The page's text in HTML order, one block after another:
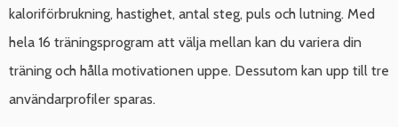
kaloriförbrukning, hastighet, antal steg, puls och lutning. Med
hela 16 träningsprogram att välja mellan kan du variera din
träning och hålla motivationen uppe. Dessutom kan upp till tre
användarprofiler sparas.